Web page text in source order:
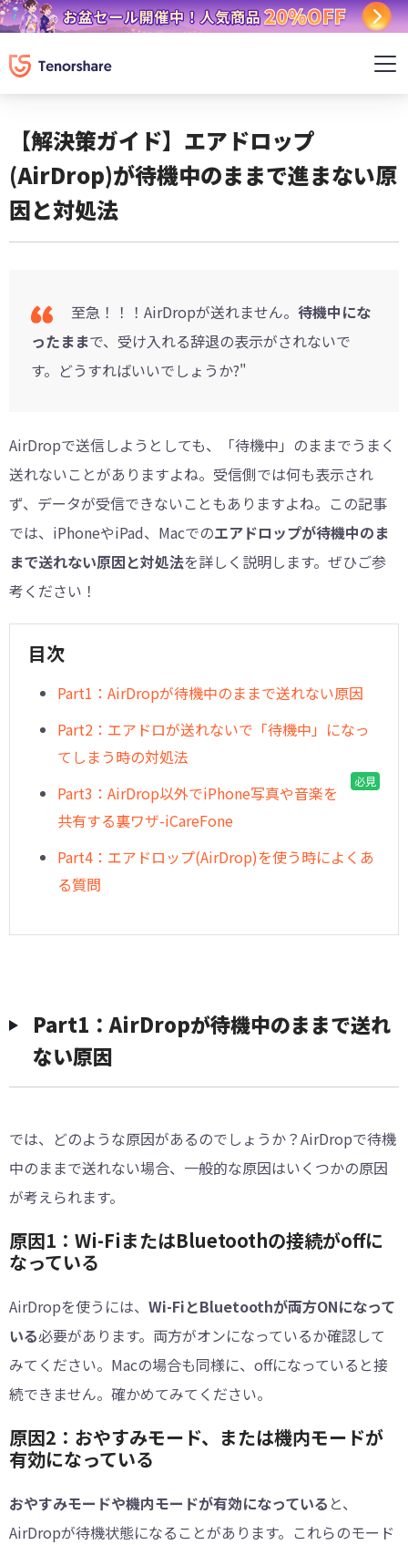
【解決策ガイド】エアドロップ
(AirDrop)が待機中のままで進まない原
因と対処法
至急！！！AirDropが送れません。 待機中にな
ったままで、受け入れる辞退の表示がされないで
す。どうすればいいでしょうか?"
AirDropで送信しようとしても、「待機中」のままでうまく
送れないことがありますよね。受信側では何も表示され
ず、データが受信できないこともありますよね。この記事
では、iPhoneやiPad、Macでのエアドロップが待機中のま
まで送れない原因と対処法を詳しく説明します。ぜひご参
考ください！
目次
Part1：AirDropが待機中のままで送れない原因
Part2：エアドロが送れないで「待機中」になっ
てしまう時の対処法
Part3：AirDrop以外でiPhone写真や音楽を
共有する裏ワザ-iCareFone
必見
Part4：エアドロップ(AirDrop)を使う時によくあ
る質問
Part1：AirDropが待機中のままで送れ
ない原因
では、どのような原因があるのでしょうか？AirDropで待機
中のままで送れない場合、一般的な原因はいくつかの原因
が考えられます。
原因1：Wi-FiまたはBluetoothの接続がoffに
なっている
AirDropを使うには、 Wi-FiとBluetoothが両方ONになって
いる必要があります。両方がオンになっているか確認して
みてください。Macの場合も同様に、offになっていると接
続できません。確かめてみてください。
原因2：おやすみモード、または機内モードが
有効になっている
おやすみモードや機内モードが有効になっている と、
AirDropが待機状態になることがあります。これらのモード